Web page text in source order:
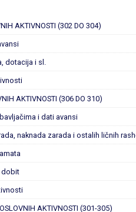
AKTIVNOSTI (302 DO 304)
dotacija i sl.
AKTIVNOSTI (306 DO 310)
i dati avansi
naknada zarada i ostalih ličnih
dobit
AKTIVNOSTI (301-305)